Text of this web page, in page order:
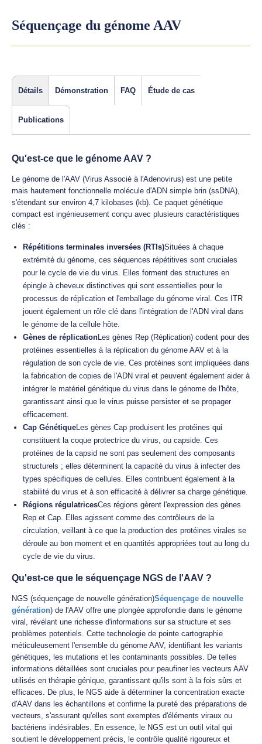
Séquençage du génome AAV
Détails Démonstration FAQ Étude de cas
Publications
Qu'est-ce que le génome AAV ?
Le génome de l'AAV (Virus Associé à l'Adenovirus) est une petite
mais hautement fonctionnelle molécule d'ADN simple brin (ssDNA),
s'étendant sur environ 4,7 kilobases (kb). Ce paquet génétique
compact est ingénieusement conçu avec plusieurs caractéristiques
clés :
Répétitions terminales inversées (RTIs)Situées à chaque
extrémité du génome, ces séquences répétitives sont cruciales
pour le cycle de vie du virus. Elles forment des structures en
épingle à cheveux distinctives qui sont essentielles pour le
processus de réplication et l'emballage du génome viral. Ces ITR
jouent également un rôle clé dans l'intégration de l'ADN viral dans
le génome de la cellule hôte.
Gènes de réplicationLes gènes Rep (Réplication) codent pour des
protéines essentielles à la réplication du génome AAV et à la
régulation de son cycle de vie. Ces protéines sont impliquées dans
la fabrication de copies de l'ADN viral et peuvent également aider à
intégrer le matériel génétique du virus dans le génome de l'hôte,
garantissant ainsi que le virus puisse persister et se propager
efficacement.
Cap GénétiqueLes gènes Cap produisent les protéines qui
constituent la coque protectrice du virus, ou capside. Ces
protéines de la capsid ne sont pas seulement des composants
structurels ; elles déterminent la capacité du virus à infecter des
types spécifiques de cellules. Elles contribuent également à la
stabilité du virus et à son efficacité à délivrer sa charge génétique.
Régions régulatricesCes régions gèrent l'expression des gènes
Rep et Cap. Elles agissent comme des contrôleurs de la
circulation, veillant à ce que la production des protéines virales se
déroule au bon moment et en quantités appropriées tout au long du
cycle de vie du virus.
Qu'est-ce que le séquençage NGS de l'AAV ?
NGS (séquençage de nouvelle génération)Séquençage de nouvelle
génération) de l'AAV offre une plongée approfondie dans le génome
viral, révélant une richesse d'informations sur sa structure et ses
problèmes potentiels. Cette technologie de pointe cartographie
méticuleusement l'ensemble du génome AAV, identifiant les variants
génétiques, les mutations et les contaminants possibles. De telles
informations détaillées sont cruciales pour peaufiner les vecteurs AAV
utilisés en thérapie génique, garantissant qu'ils sont à la fois sûrs et
efficaces. De plus, le NGS aide à déterminer la concentration exacte
d'AAV dans les échantillons et confirme la pureté des préparations de
vecteurs, s'assurant qu'elles sont exemptes d'éléments viraux ou
bactériens indésirables. En essence, le NGS est un outil vital qui
soutient le développement précis, le contrôle qualité rigoureux et